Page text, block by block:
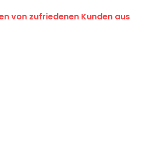
von zufriedenen Kunden aus